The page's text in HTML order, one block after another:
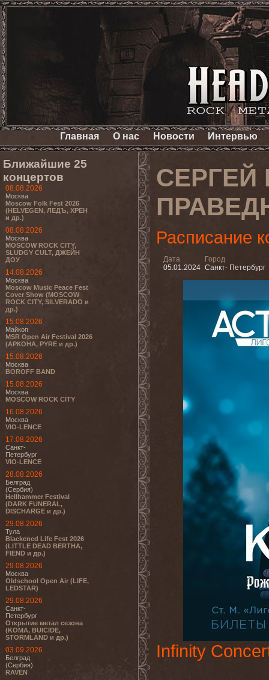
Главная О нас Новости Интервью
Ближайшие 25
концертов
08.08.2026
Москва
Moscow Folk Fest 2026
(HELVEGEN, ЛЕДЪ, ХРЕН
и др.)
08.08.2026
Москва
MOSCOW ROCK CITY,
SLUDGY CULT, ДЖЕЙН
ДОУ
14.08.2026
Москва
Moscow Music Peace Fest
Cover Show (MOSCOW
ROCK CITY, SILVERADO и
др.)
15.08.2026
Майкоп
MSR Open Air Festival 2026
(АРКОНА, PYRE и др.)
15.08.2026
Москва
BOROFF BAND
15.08.2026
Москва
MOSCOW ROCK CITY
16.08.2026
Москва
VIO-LENCE
17.08.2026
Санкт-
Петербург
VIO-LENCE
28.08.2026
Белград
(Сербия)
Hellhammer Festival
(DARK FUNERAL,
DISCHARGE и др.)
29.08.2026
Тула
Blackened Life Fest 2026
(LITTLE DEAD BERTHA,
FIEND и др.)
29.08.2026
Москва
Oldschool Open Air (LIFE,
LEDSTAR)
29.08.2026
Санкт-
Петербург
Открытие метал сезона
(KOMA, BUICIDE,
STORMLAND и др.)
03.09.2026
Белград
(Сербия)
RAVEN
СЕРГЕЙ
Расписание
Дата
05.01.2024
Город
Санкт- Петербург
Infinity